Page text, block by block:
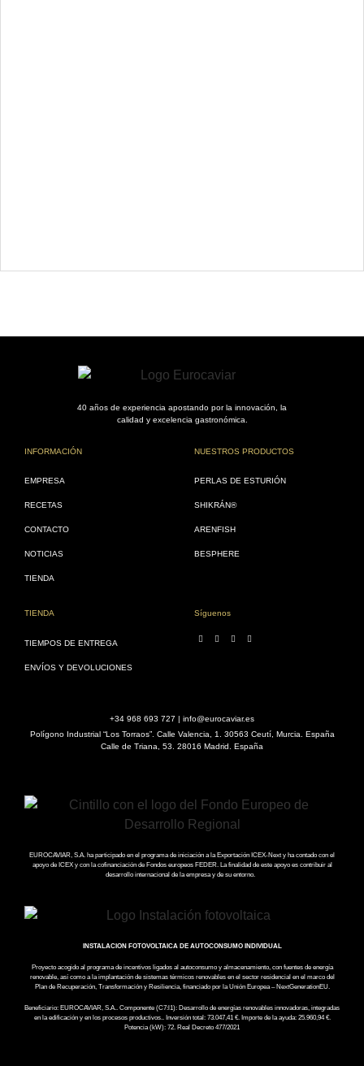
40 años de experiencia apostando por la innovación, la
calidad y excelencia gastronómica.
INFORMACIÓN
EMPRESA
RECETAS
CONTACTO
NOTICIAS
TIENDA
NUESTROS PRODUCTOS
PERLAS DE ESTURIÓN
SHIKRÁN®
ARENFISH
BESPHERE
TIENDA
TIEMPOS DE ENTREGA
ENVÍOS Y DEVOLUCIONES
Síguenos
+34 968 693 727 | info@eurocaviar.es
Polígono Industrial “Los Torraos”. Calle Valencia, 1. 30563 Ceutí, Murcia. España
Calle de Triana, 53. 28016 Madrid. España
EUROCAVIAR, S.A. ha participado en el programa de iniciación a la Exportación ICEX-Next y ha contado con el
apoyo de ICEX y con la cofinanciación de Fondos europeos FEDER. La finalidad de este apoyo es contribuir al
desarrollo internacional de la empresa y de su entorno.
INSTALACION FOTOVOLTAICA DE AUTOCONSUMO INDIVIDUAL
Proyecto acogido al programa de incentivos ligados al autoconsumo y almacenamiento, con fuentes de energía
renovable, así como a la implantación de sistemas térmicos renovables en el sector residencial en el marco del
Plan de Recuperación, Transformación y Resiliencia, financiado por la Unión Europea – NextGenerationEU.
Beneficiario: EUROCAVIAR, S.A.. Componente (C7:l1): Desarrollo de energías renovables innovadoras, integradas
en la edificación y en los procesos productivos.. Inversión total: 73.047,41 €. Importe de la ayuda: 25.960,94 €.
Potencia (kW): 72. Real Decreto 477/2021